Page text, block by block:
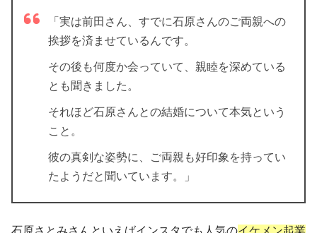
「実は前田さん、すでに石原さんのご両親への
挨拶を済ませているんです。
その後も何度か会っていて、親睦を深めている
とも聞きました。
それほど石原さんとの結婚について本気という
こと。
彼の真剣な姿勢に、ご両親も好印象を持ってい
たようだと聞いています。」
石原さとみさんといえばインスタでも人気のイケメン起業